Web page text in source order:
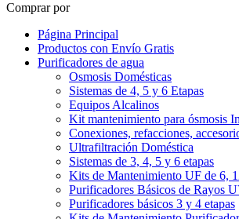
Comprar por
Página Principal
Productos con Envío Gratis
Purificadores de agua
Osmosis Domésticas
Sistemas de 4, 5 y 6 Etapas
Equipos Alcalinos
Kit mantenimiento para ósmosis
Conexiones, refacciones,
Ultrafiltración Doméstica
Sistemas de 3, 4, 5 y 6 etapas
Kits de Mantenimiento UF de 6,
Purificadores Básicos de Rayos
Purificadores básicos 3 y 4 etapas